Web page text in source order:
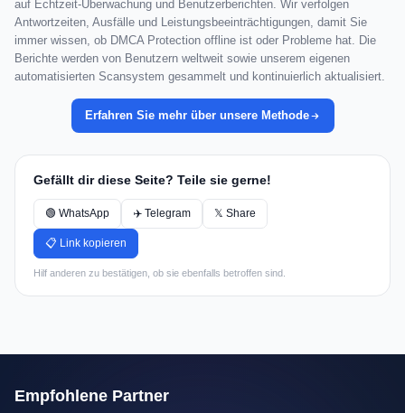
auf Echtzeit-Überwachung und Benutzerberichten. Wir verfolgen
Antwortzeiten, Ausfälle und Leistungsbeeinträchtigungen, damit Sie
immer wissen, ob DMCA Protection offline ist oder Probleme hat. Die
Berichte werden von Benutzern weltweit sowie unserem eigenen
automatisierten Scansystem gesammelt und kontinuierlich aktualisiert.
Erfahren Sie mehr über unsere Methode
Gefällt dir diese Seite? Teile sie gerne!
🟢 WhatsApp ✈️ Telegram 𝕏 Share
📋 Link kopieren
Hilf anderen zu bestätigen, ob sie ebenfalls betroffen sind.
Empfohlene Partner